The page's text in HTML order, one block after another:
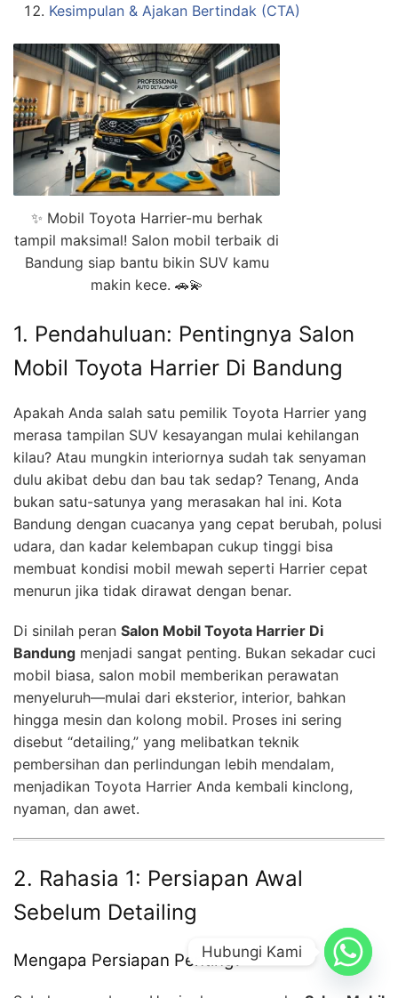
Kesimpulan & Ajakan Bertindak (CTA)
✨ Mobil Toyota Harrier-mu berhak
tampil maksimal! Salon mobil terbaik di
Bandung siap bantu bikin SUV kamu
makin kece. 🚗💫
1. Pendahuluan: Pentingnya Salon
Mobil Toyota Harrier Di Bandung
Apakah Anda salah satu pemilik Toyota Harrier yang
merasa tampilan SUV kesayangan mulai kehilangan
kilau? Atau mungkin interiornya sudah tak senyaman
dulu akibat debu dan bau tak sedap? Tenang, Anda
bukan satu-satunya yang merasakan hal ini. Kota
Bandung dengan cuacanya yang cepat berubah, polusi
udara, dan kadar kelembapan cukup tinggi bisa
membuat kondisi mobil mewah seperti Harrier cepat
menurun jika tidak dirawat dengan benar.
Di sinilah peran Salon Mobil Toyota Harrier Di
Bandung menjadi sangat penting. Bukan sekadar cuci
mobil biasa, salon mobil memberikan perawatan
menyeluruh—mulai dari eksterior, interior, bahkan
hingga mesin dan kolong mobil. Proses ini sering
disebut “detailing,” yang melibatkan teknik
pembersihan dan perlindungan lebih mendalam,
menjadikan Toyota Harrier Anda kembali kinclong,
nyaman, dan awet.
2. Rahasia 1: Persiapan Awal
Sebelum Detailing
Mengapa Persiapan Penting?Hubungi Kami